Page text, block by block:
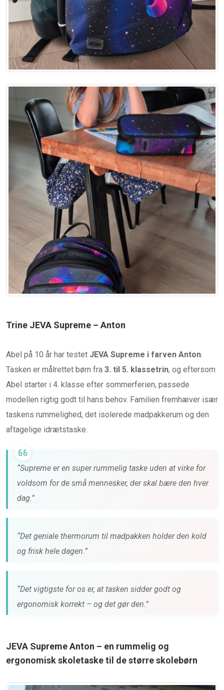
Trine JEVA Supreme – Anton
Abel på 10 år har testet JEVA Supreme i farven Anton.
Tasken er målrettet børn fra 3. til 5. klassetrin, og eftersom
Abel starter i 4. klasse efter sommerferien, passede
modellen rigtig godt til hans behov. Familien fremhæver især
taskens rummelighed, det isolerede madpakkerum og den
aftagelige idrætstaske.
“Supreme er en super rummelig taske uden at virke for
voldsom for de små mennesker, der skal bære den hver
dag.”
“Det geniale thermorum til madpakken holder den kold
og frisk hele dagen.”
“Det vigtigste for os er, at tasken sidder godt og
ergonomisk korrekt – og det gør den.”
JEVA Supreme Anton – en rummelig og
ergonomisk skoletaske til de større skolebørn